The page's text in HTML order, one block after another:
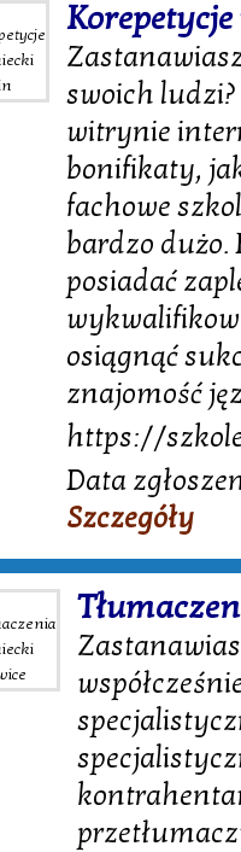
swoich ludzi?
witrynie
bonifikaty,
fachowe
bardzo dużo.
posiadać
osiągnąć
znajomość
https://
Data
Szczegóły